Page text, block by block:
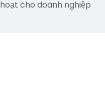
hoạt cho doanh nghiệp